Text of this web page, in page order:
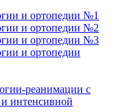
и ортопедии №1
и ортопедии №2
и ортопедии №3
и ортопедии
реанимации с
интенсивной